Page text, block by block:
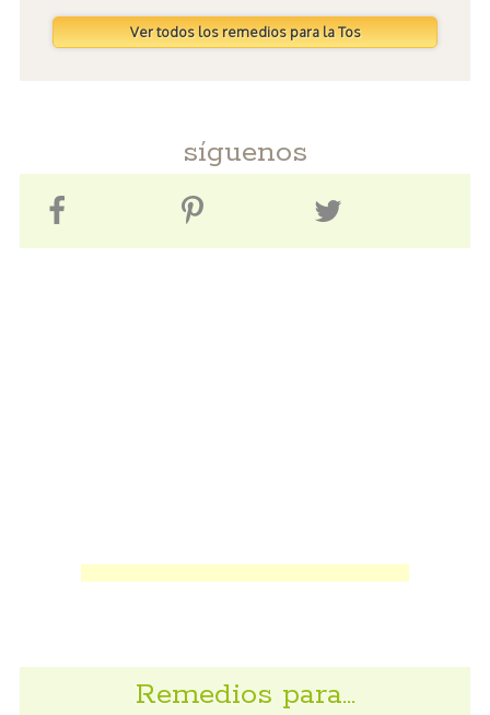
Ver todos los remedios para la Tos
síguenos
Remedios para…